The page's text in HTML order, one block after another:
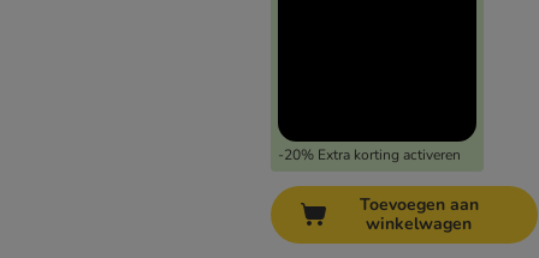
-20% Extra korting activeren
Toevoegen aan
winkelwagen